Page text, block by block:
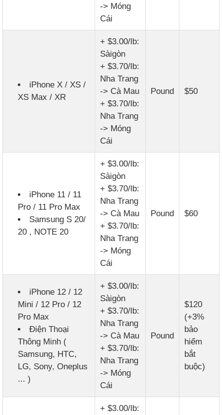
-> Móng
Cái
iPhone X / XS /
XS Max / XR
+ $3.00/lb:
Sàigòn
+ $3.70/lb:
Nha Trang
-> Cà Mau
+ $3.70/lb:
Nha Trang
-> Móng
Cái
Pound $50
iPhone 11 / 11
Pro / 11 Pro Max
Samsung S 20/
20 , NOTE 20
+ $3.00/lb:
Sàigòn
+ $3.70/lb:
Nha Trang
-> Cà Mau
+ $3.70/lb:
Nha Trang
-> Móng
Cái
Pound $60
iPhone 12 / 12
Mini / 12 Pro / 12
Pro Max
Điện Thoại
Thông Minh (
Samsung, HTC,
LG, Sony, Oneplus
... )
+ $3.00/lb:
Sàigòn
+ $3.70/lb:
Nha Trang
-> Cà Mau
+ $3.70/lb:
Nha Trang
-> Móng
Cái
Pound
$120
(+3%
bảo
hiểm
bắt
buộc)
+ $3.00/lb: